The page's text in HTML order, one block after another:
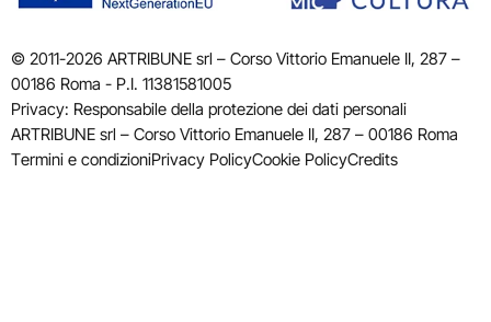
© 2011-2026 ARTRIBUNE srl – Corso Vittorio Emanuele II, 287 –
00186 Roma - P.I. 11381581005
Privacy: Responsabile della protezione dei dati personali
ARTRIBUNE srl – Corso Vittorio Emanuele II, 287 – 00186 Roma
Termini e condizioniPrivacy PolicyCookie PolicyCredits